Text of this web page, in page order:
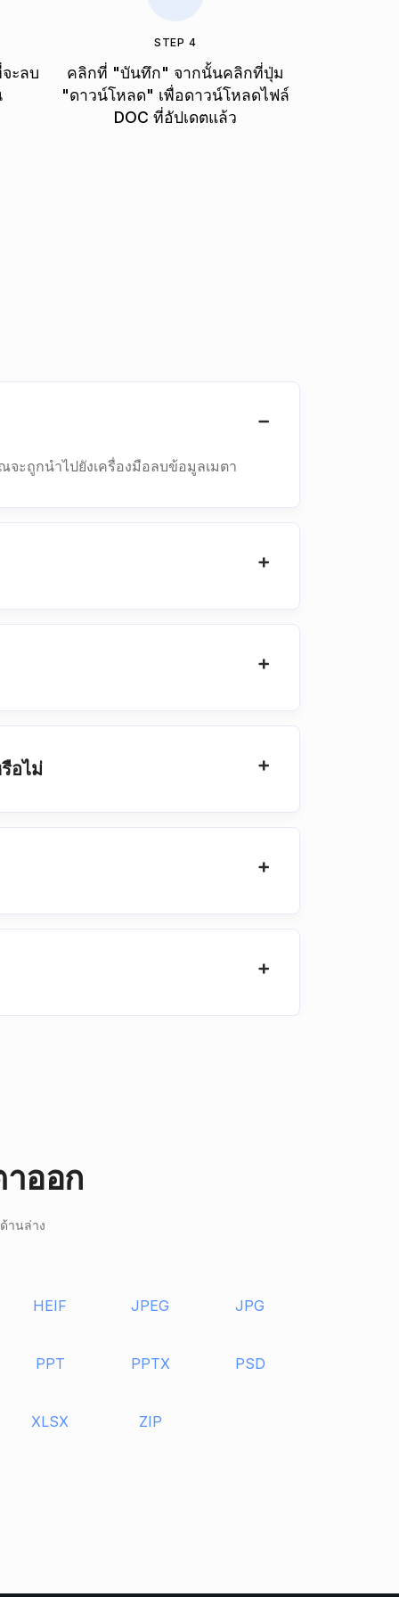
ะลบ
STEP 4
คลิกที่ "บันทึก" จากนั้นคลิกที่ปุ่ม
"ดาวน์โหลด" เพื่อดาวน์โหลดไฟล์
DOC ที่อัปเดตแล้ว
ะถูกนําไปยังเครื่องมือลบข้อมูลเมตา
อไม่
ออก
านล่าง
HEIF JPEG JPG
PPT PPTX PSD
XLSX ZIP